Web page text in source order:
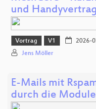
und Handyvertrag
Vortrag V1 2026-
Jens Möller
E-Mails mit
durch die Module